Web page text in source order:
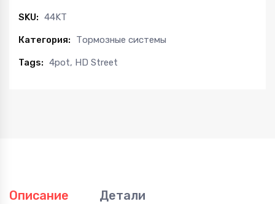
XYZ,
K-
SKU: 44KT
Категория: Тормозные системы
Tags: 4pot, HD Street
Описание Детали